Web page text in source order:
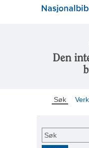
Den
Søk
Søk